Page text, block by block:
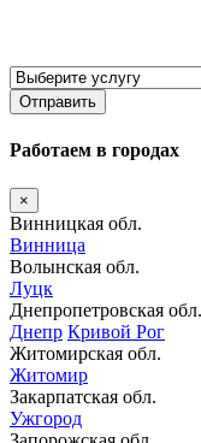
Отправить
Работаем в городах
×
Винницкая обл.
Винница
Волынская обл.
Луцк
Днепропетровская обл.
Днепр Кривой Рог
Житомирская обл.
Житомир
Закарпатская обл.
Ужгород